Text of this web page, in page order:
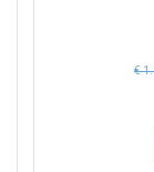
€